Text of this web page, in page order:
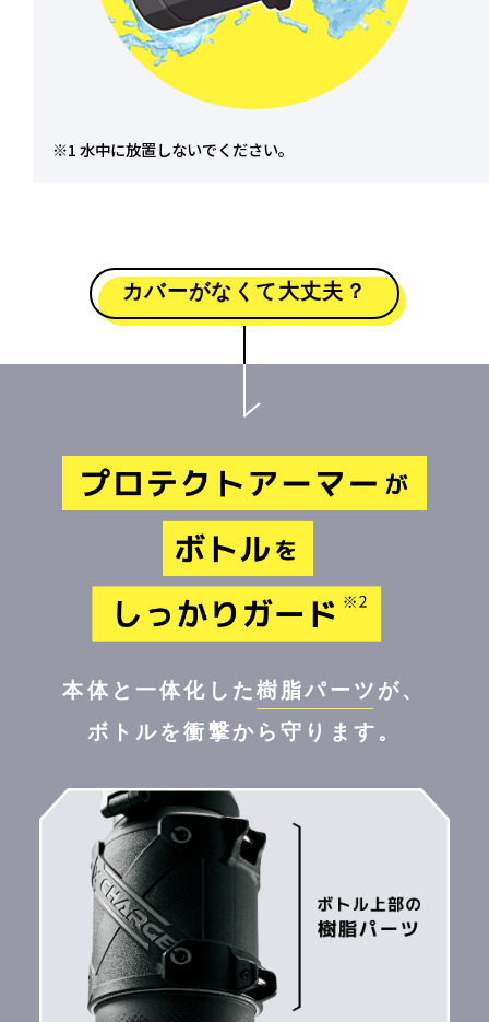
※1 水中に放置しないでください。
カバーがなくて大丈夫？
本体と一体化した樹脂パーツ が、
ボトルを衝撃から守ります。